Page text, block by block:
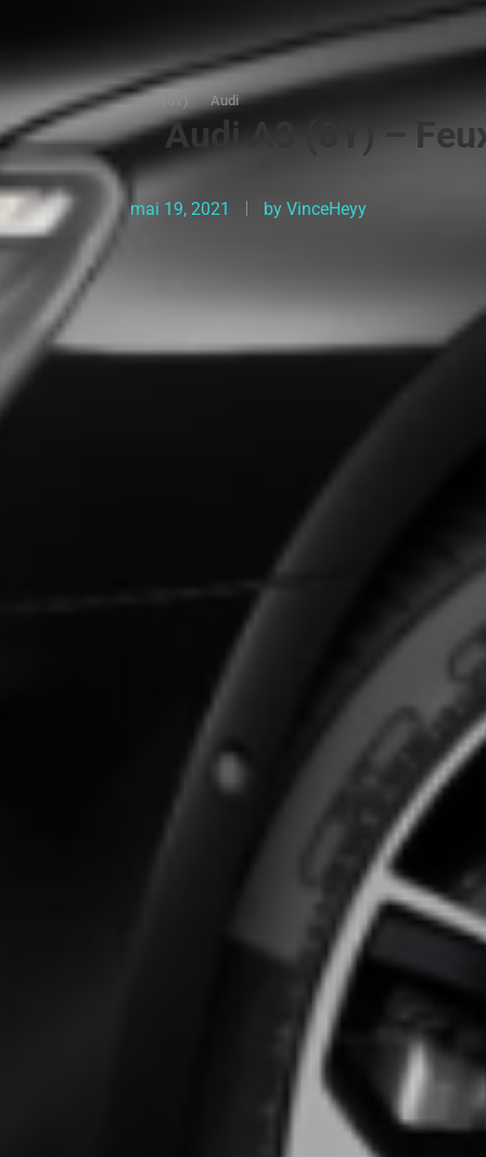
A3 (8Y) Audi
Audi A3 (8Y) –
mai 19, 2021 by VinceHeyy